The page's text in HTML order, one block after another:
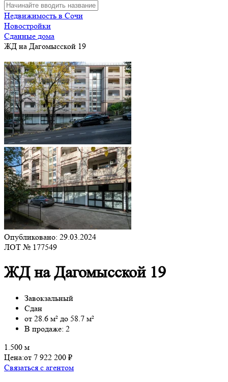
Недвижимость в Сочи
Новостройки
Сданные дома
ЖД на Дагомысской 19
Опубликовано: 29.03.2024
ЛОТ № 177549
ЖД на Дагомысской 19
Завокзальный
Сдан
от 28.6 м² до 58.7 м²
В продаже: 2
1.500 м
Цена:от 7 922 200 ₽
Связаться с агентом